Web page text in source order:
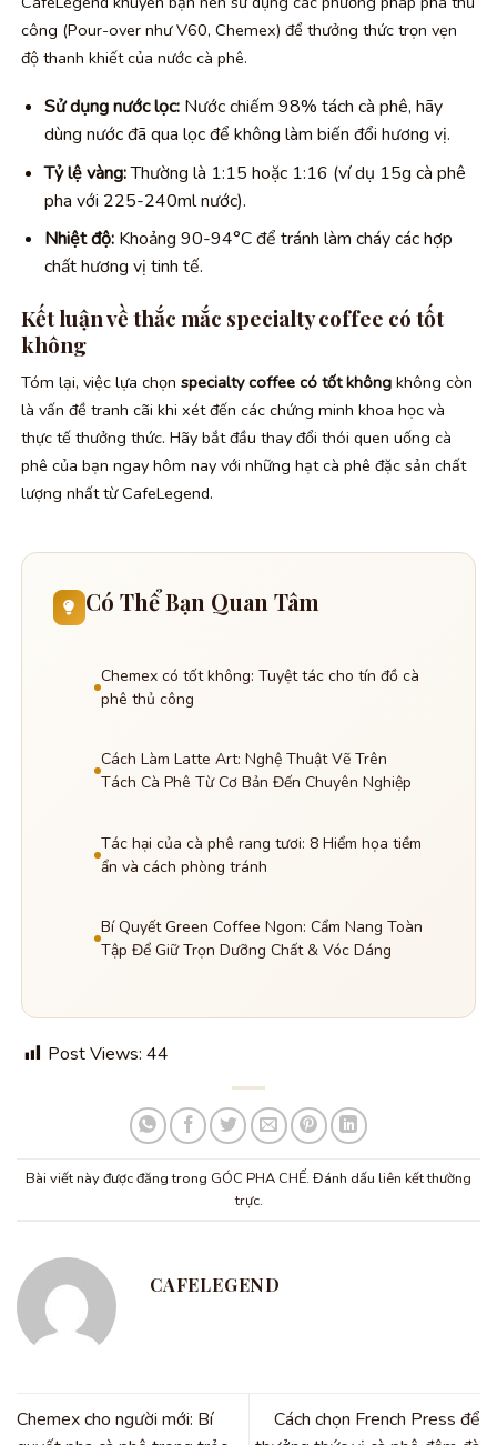
công (Pour-over như V60, Chemex) để thưởng thức trọn vẹn
độ thanh khiết của nước cà phê.
Sử dụng nước lọc:Nước chiếm 98% tách cà phê, hãy
dùng nước đã qua lọc để không làm biến đổi hương vị.
Tỷ lệ vàng:Thường là 1:15 hoặc 1:16 (ví dụ 15g cà phê
pha với 225-240ml nước).
Nhiệt độ:Khoảng 90-94°C để tránh làm cháy các hợp
chất hương vị tinh tế.
Kết luận về thắc mắc specialty coffee có tốt
không
Tóm lại, việc lựa chọn specialty coffee có tốt không không còn
là vấn đề tranh cãi khi xét đến các chứng minh khoa học và
thực tế thưởng thức. Hãy bắt đầu thay đổi thói quen uống cà
phê của bạn ngay hôm nay với những hạt cà phê đặc sản chất
lượng nhất từ CafeLegend.
Có Thể Bạn Quan Tâm
Chemex có tốt không: Tuyệt tác cho tín đồ cà
phê thủ công
Cách Làm Latte Art: Nghệ Thuật Vẽ Trên
Tách Cà Phê Từ Cơ Bản Đến Chuyên Nghiệp
Tác hại của cà phê rang tươi: 8 Hiểm họa tiềm
ẩn và cách phòng tránh
Bí Quyết Green Coffee Ngon: Cẩm Nang Toàn
Tập Để Giữ Trọn Dưỡng Chất & Vóc Dáng
Post Views: 44
Bài viết này được đăng trong GÓC PHA CHẾ. Đánh dấu liên kết thường
trực.
CAFELEGEND
Chemex cho người mới: Bí
Cách chọn French Press để